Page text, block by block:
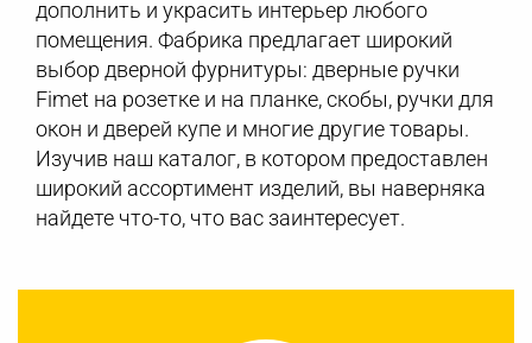
дополнить и украсить интерьер любого
помещения. Фабрика предлагает широкий
выбор дверной фурнитуры: дверные ручки
Fimet на розетке и на планке, скобы, ручки для
окон и дверей купе и многие другие товары.
Изучив наш каталог, в котором предоставлен
широкий ассортимент изделий, вы наверняка
найдете что-то, что вас заинтересует.